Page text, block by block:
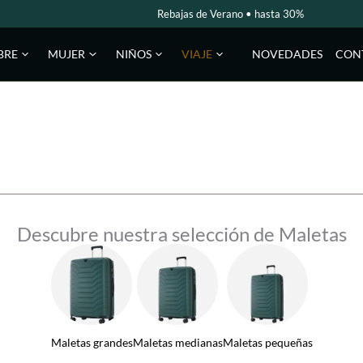
Rebajas de Verano • hasta 30%
MUJER NIÑOS VIAJE NOVEDADES
Descubre nuestra selección de Maletas
Maletas grandesMaletas medianasMaletas pequeñas